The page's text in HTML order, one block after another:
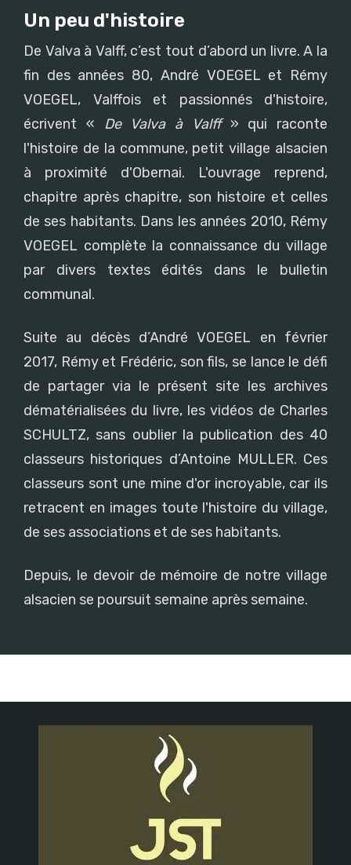
Un peu d'histoire
De Valva à Valff, c’est tout d’abord un livre. A la
fin des années 80, André VOEGEL et Rémy
VOEGEL, Valffois et passionnés d'histoire,
écrivent « De Valva à Valff» qui raconte
l'histoire de la commune, petit village alsacien
à proximité d'Obernai. L'ouvrage reprend,
chapitre après chapitre, son histoire et celles
de ses habitants. Dans les années 2010, Rémy
VOEGEL complète la connaissance du village
par divers textes édités dans le bulletin
communal.
Suite au décès d’André VOEGEL en février
2017, Rémy et Frédéric, son fils, se lance le défi
de partager via le présent site les archives
dématérialisées du livre, les vidéos de Charles
SCHULTZ, sans oublier la publication des 40
classeurs historiques d’Antoine MULLER. Ces
classeurs sont une mine d'or incroyable, car ils
retracent en images toute l'histoire du village,
de ses associations et de ses habitants.
Depuis, le devoir de mémoire de notre village
alsacien se poursuit semaine après semaine.